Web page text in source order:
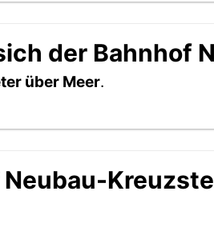
der Bahnhof
über Meer.
Neubau-